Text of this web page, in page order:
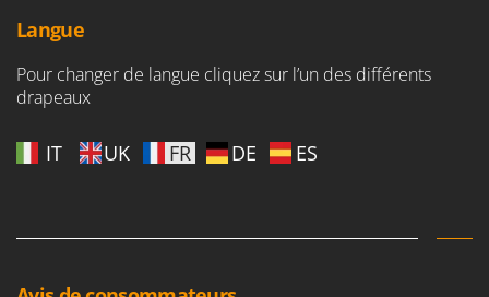
Langue
Pour changer de langue cliquez sur l’un des différents
drapeaux
IT UK FR DE ES